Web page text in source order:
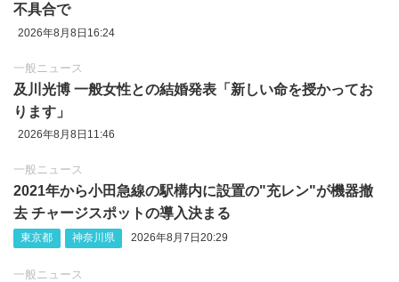
不具合で
2026年8月8日16:24
一般ニュース
及川光博 一般女性との結婚発表「新しい命を授かってお
ります」
2026年8月8日11:46
一般ニュース
2021年から小田急線の駅構内に設置の"充レン"が機器撤
去 チャージスポットの導入決まる
東京都 神奈川県 2026年8月7日20:29
一般ニュース